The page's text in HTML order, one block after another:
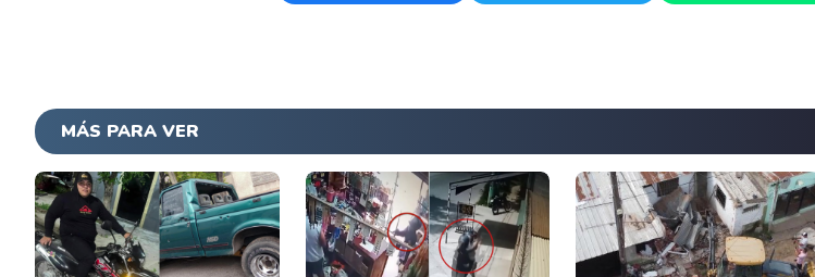
MÁS PARA VER